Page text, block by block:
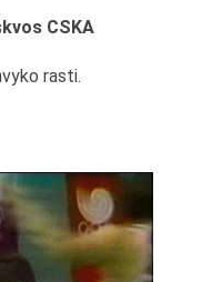
CSKA
rasti.